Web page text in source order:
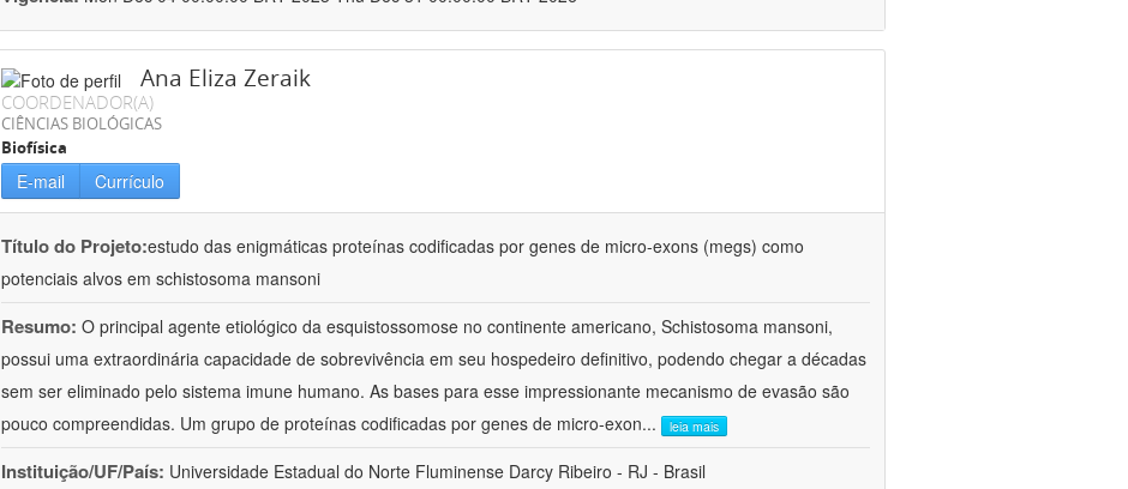
Ana Eliza Zeraik
COORDENADOR(A)
CIÊNCIAS BIOLÓGICAS
Biofísica
E-mail Currículo
Título do Projeto:estudo das enigmáticas proteínas codificadas por genes de micro-exons (megs) como
potenciais alvos em schistosoma mansoni
Resumo: O principal agente etiológico da esquistossomose no continente americano, Schistosoma mansoni,
possui uma extraordinária capacidade de sobrevivência em seu hospedeiro definitivo, podendo chegar a décadas
sem ser eliminado pelo sistema imune humano. As bases para esse impressionante mecanismo de evasão são
pouco compreendidas. Um grupo de proteínas codificadas por genes de micro-exon... leia mais
Instituição/UF/País: Universidade Estadual do Norte Fluminense Darcy Ribeiro - RJ - Brasil